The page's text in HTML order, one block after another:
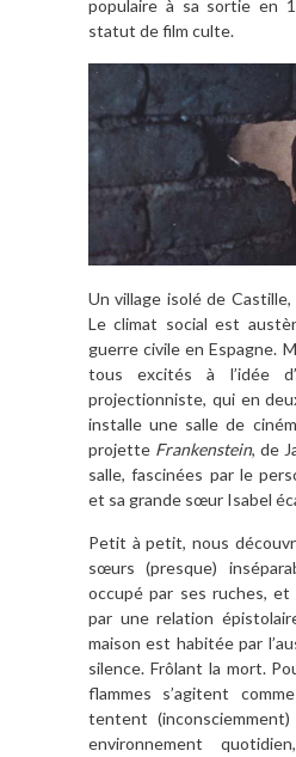
populaire à sa sortie en
statut de film culte.
Un village isolé de
Le climat social est
guerre civile en Espagne.
tous excités à l’idée
projectionniste, qui en
installe une salle de
projette Frankenstein, de
salle, fascinées par le
et sa grande sœur Isabel
Petit à petit, nous
sœurs (presque)
occupé par ses ruches,
par une relation
maison est habitée par
silence. Frôlant la mort.
flammes s’agitent
tentent
environnement